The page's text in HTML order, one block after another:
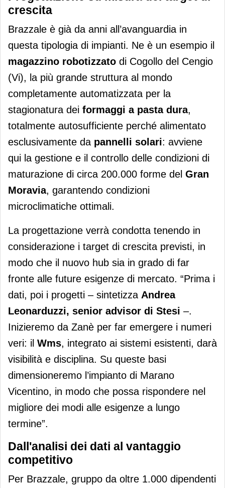
crescita
Brazzale è già da anni all’avanguardia in
questa tipologia di impianti. Ne è un esempio il
magazzino robotizzato di Cogollo del Cengio
(Vi), la più grande struttura al mondo
completamente automatizzata per la
stagionatura dei formaggi a pasta dura,
totalmente autosufficiente perché alimentato
esclusivamente da pannelli solari: avviene
qui la gestione e il controllo delle condizioni di
maturazione di circa 200.000 forme del Gran
Moravia, garantendo condizioni
microclimatiche ottimali.
La progettazione verrà condotta tenendo in
considerazione i target di crescita previsti, in
modo che il nuovo hub sia in grado di far
fronte alle future esigenze di mercato. “Prima i
dati, poi i progetti – sintetizza Andrea
Leonarduzzi, senior advisor di Stesi –.
Inizieremo da Zanè per far emergere i numeri
veri: il Wms, integrato ai sistemi esistenti, darà
visibilità e disciplina. Su queste basi
dimensioneremo l’impianto di Marano
Vicentino, in modo che possa rispondere nel
migliore dei modi alle esigenze a lungo
termine”.
Dall'analisi dei dati al vantaggio
competitivo
Per Brazzale, gruppo da oltre 1.000 dipendenti